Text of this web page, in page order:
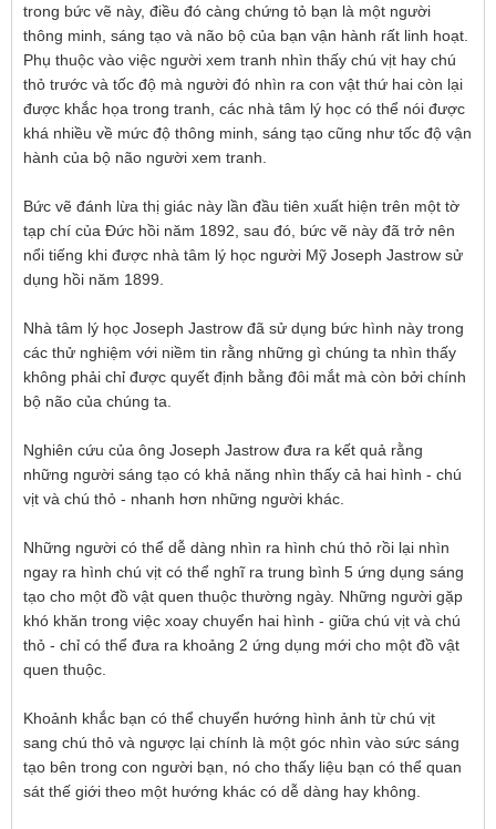
trong bức vẽ này, điều đó càng chứng tỏ bạn là một người
thông minh, sáng tạo và não bộ của bạn vận hành rất linh hoạt.
Phụ thuộc vào việc người xem tranh nhìn thấy chú vịt hay chú
thỏ trước và tốc độ mà người đó nhìn ra con vật thứ hai còn lại
được khắc họa trong tranh, các nhà tâm lý học có thể nói được
khá nhiều về mức độ thông minh, sáng tạo cũng như tốc độ vận
hành của bộ não người xem tranh.
Bức vẽ đánh lừa thị giác này lần đầu tiên xuất hiện trên một tờ
tạp chí của Đức hồi năm 1892, sau đó, bức vẽ này đã trở nên
nổi tiếng khi được nhà tâm lý học người Mỹ Joseph Jastrow sử
dụng hồi năm 1899.
Nhà tâm lý học Joseph Jastrow đã sử dụng bức hình này trong
các thử nghiệm với niềm tin rằng những gì chúng ta nhìn thấy
không phải chỉ được quyết định bằng đôi mắt mà còn bởi chính
bộ não của chúng ta.
Nghiên cứu của ông Joseph Jastrow đưa ra kết quả rằng
những người sáng tạo có khả năng nhìn thấy cả hai hình - chú
vịt và chú thỏ - nhanh hơn những người khác.
Những người có thể dễ dàng nhìn ra hình chú thỏ rồi lại nhìn
ngay ra hình chú vịt có thể nghĩ ra trung bình 5 ứng dụng sáng
tạo cho một đồ vật quen thuộc thường ngày. Những người gặp
khó khăn trong việc xoay chuyển hai hình - giữa chú vịt và chú
thỏ - chỉ có thể đưa ra khoảng 2 ứng dụng mới cho một đồ vật
quen thuộc.
Khoảnh khắc bạn có thể chuyển hướng hình ảnh từ chú vịt
sang chú thỏ và ngược lại chính là một góc nhìn vào sức sáng
tạo bên trong con người bạn, nó cho thấy liệu bạn có thể quan
sát thế giới theo một hướng khác có dễ dàng hay không.